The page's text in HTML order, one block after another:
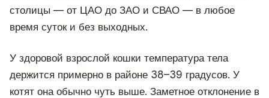
столицы — от ЦАО до ЗАО и СВАО — в любое
время суток и без выходных.
У здоровой взрослой кошки температура тела
держится примерно в районе 38–39 градусов. У
котят она обычно чуть выше. Заметное отклонение в